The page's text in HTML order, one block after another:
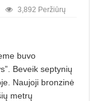
3,892 Peržiūrų
buvo
Beveik septynių
Naujoji bronzinė
metrų